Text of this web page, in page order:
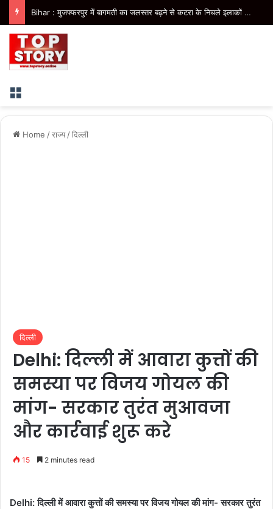
Bihar : मुजफ्फरपुर में बागमती का जलस्तर बढ़ने से कटरा के निचले इलाकों में बाढ़, स्कूल और घरों में घुसा पानी
Menu
Home /राज्य /दिल्ली
दिल्ली
Delhi: दिल्ली में आवारा कुत्तों की
समस्या पर विजय गोयल की
मांग- सरकार तुरंत मुआवजा
और कार्रवाई शुरू करे
15 2 minutes read
Delhi: दिल्ली में आवारा कुत्तों की समस्या पर विजय गोयल की मांग- सरकार तुरंत